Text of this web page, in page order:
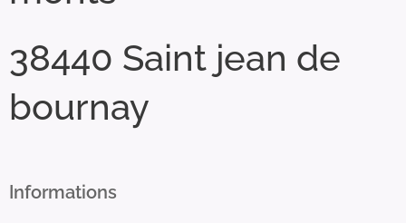
38440 Saint jean de
bournay
Informations